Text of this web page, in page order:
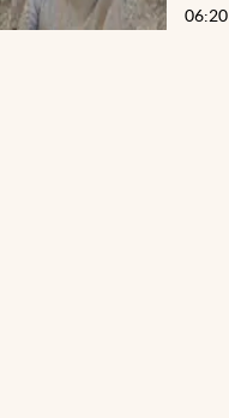
06:20